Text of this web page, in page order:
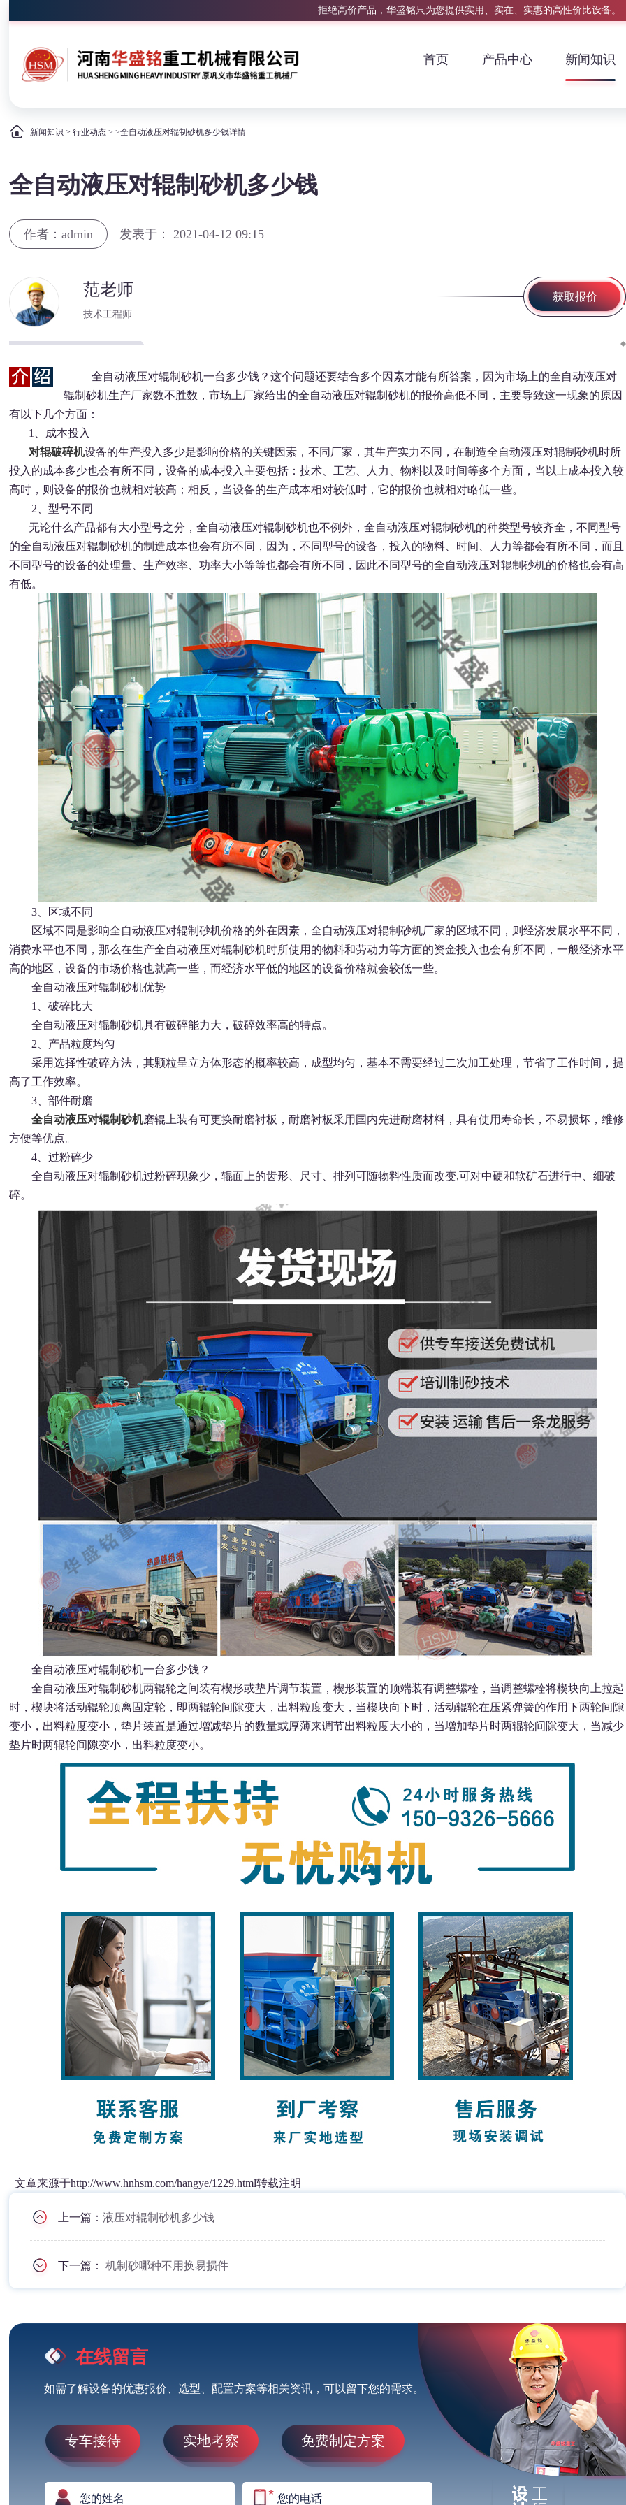
拒绝高价产品，华盛铭只为您提供实用、实在、实惠的高性价比设备。
首页 产品中心 新闻知识
新闻知识 >行业动态 > >全自动液压对辊制砂机多少钱详情
全自动液压对辊制砂机多少钱
作者：admin 发表于： 2021-04-12 09:15
范老师
技术工程师
获取报价
全自动液压对辊制砂机一台多少钱？这个问题还要结合多个因素才能有所答案，因为市场上的全自动液压对
辊制砂机生产厂家数不胜数，市场上厂家给出的全自动液压对辊制砂机的报价高低不同，主要导致这一现象的原因
有以下几个方面：
1、成本投入
对辊破碎机设备的生产投入多少是影响价格的关键因素，不同厂家，其生产实力不同，在制造全自动液压对辊制砂机时所
投入的成本多少也会有所不同，设备的成本投入主要包括：技术、工艺、人力、物料以及时间等多个方面，当以上成本投入较
高时，则设备的报价也就相对较高；相反，当设备的生产成本相对较低时，它的报价也就相对略低一些。
2、型号不同
无论什么产品都有大小型号之分，全自动液压对辊制砂机也不例外，全自动液压对辊制砂机的种类型号较齐全，不同型号
的全自动液压对辊制砂机的制造成本也会有所不同，因为，不同型号的设备，投入的物料、时间、人力等都会有所不同，而且
不同型号的设备的处理量、生产效率、功率大小等等也都会有所不同，因此不同型号的全自动液压对辊制砂机的价格也会有高
有低。
3、区域不同
区域不同是影响全自动液压对辊制砂机价格的外在因素，全自动液压对辊制砂机厂家的区域不同，则经济发展水平不同，
消费水平也不同，那么在生产全自动液压对辊制砂机时所使用的物料和劳动力等方面的资金投入也会有所不同，一般经济水平
高的地区，设备的市场价格也就高一些，而经济水平低的地区的设备价格就会较低一些。
全自动液压对辊制砂机优势
1、破碎比大
全自动液压对辊制砂机具有破碎能力大，破碎效率高的特点。
2、产品粒度均匀
采用选择性破碎方法，其颗粒呈立方体形态的概率较高，成型均匀，基本不需要经过二次加工处理，节省了工作时间，提
高了工作效率。
3、部件耐磨
全自动液压对辊制砂机磨辊上装有可更换耐磨衬板，耐磨衬板采用国内先进耐磨材料，具有使用寿命长，不易损坏，维修
方便等优点。
4、过粉碎少
全自动液压对辊制砂机过粉碎现象少，辊面上的齿形、尺寸、排列可随物料性质而改变,可对中硬和软矿石进行中、细破
碎。
全自动液压对辊制砂机一台多少钱？
全自动液压对辊制砂机两辊轮之间装有楔形或垫片调节装置，楔形装置的顶端装有调整螺栓，当调整螺栓将楔块向上拉起
时，楔块将活动辊轮顶离固定轮，即两辊轮间隙变大，出料粒度变大，当楔块向下时，活动辊轮在压紧弹簧的作用下两轮间隙
变小，出料粒度变小，垫片装置是通过增减垫片的数量或厚薄来调节出料粒度大小的，当增加垫片时两辊轮间隙变大，当减少
垫片时两辊轮间隙变小，出料粒度变小。
文章来源于http://www.hnhsm.com/hangye/1229.html转载注明
上一篇：液压对辊制砂机多少钱
下一篇：机制砂哪种不用换易损件
在线留言
如需了解设备的优惠报价、选型、配置方案等相关资讯，可以留下您的需求。
专车接待 实地考察 免费制定方案